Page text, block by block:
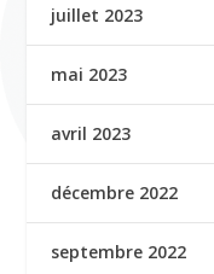
juillet 2023
mai 2023
avril 2023
décembre 2022
septembre 2022